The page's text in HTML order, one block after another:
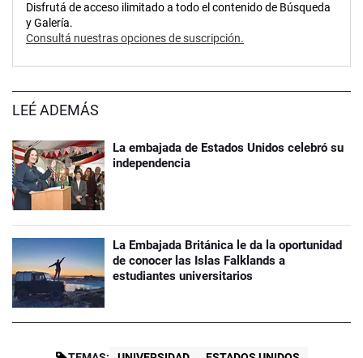
Disfrutá de acceso ilimitado a todo el contenido de Búsqueda
y Galería.
Consultá nuestras opciones de suscripción.
LEÉ ADEMÁS
La embajada de Estados Unidos celebró su
independencia
La Embajada Británica le da la oportunidad
de conocer las Islas Falklands a
estudiantes universitarios